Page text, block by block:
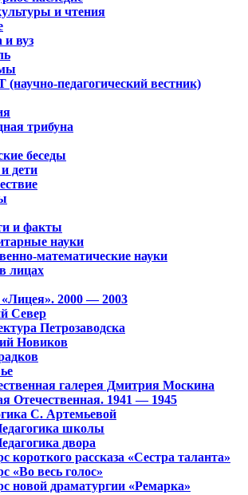
и чтения
вуз
педагогический вестник)
трибуна
беседы
дети
и факты
науки
математические науки
лицах
2000 — 2003
Север
Петрозаводска
Новиков
галерея Дмитрия Москина
Отечественная. 1941 — 1945
С. Артемьевой
школы
двора
короткого рассказа «Сестра таланта»
«Во весь голос»
новой драматургии «Ремарка»